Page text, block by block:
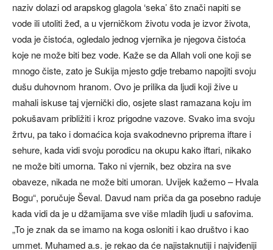
naziv dolazi od arapskog glagola ‘seka’ što znači napiti se
vode ili utoliti žeđ, a u vjerničkom životu voda je izvor života,
voda je čistoća, ogledalo jednog vjernika je njegova čistoća
koje ne može biti bez vode. Kaže se da Allah voli one koji se
mnogo čiste, zato je Sukija mjesto gdje trebamo napojiti svoju
dušu duhovnom hranom. Ovo je prilika da ljudi koji žive u
mahali iskuse taj vjernički dio, osjete slast ramazana koju im
pokušavam približiti i kroz prigodne vazove. Svako ima svoju
žrtvu, pa tako i domaćica koja svakodnevno priprema iftare i
sehure, kada vidi svoju porodicu na okupu kako iftari, nikako
ne može biti umorna. Tako ni vjernik, bez obzira na sve
obaveze, nikada ne može biti umoran. Uvijek kažemo – Hvala
Bogu“, poručuje Ševal. Davud nam priča da ga posebno raduje
kada vidi da je u džamijama sve više mladih ljudi u safovima.
„To je znak da se imamo na koga osloniti i kao društvo i kao
ummet. Muhamed a.s. je rekao da će najistaknutiji i najviđeniji